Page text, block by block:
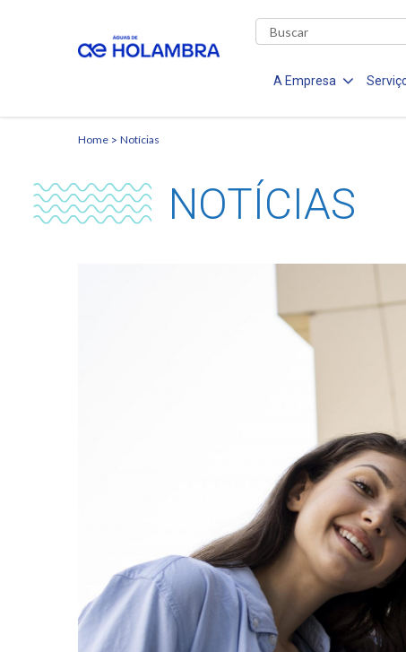
A Empresa
Home Notícias
NOTÍCIAS